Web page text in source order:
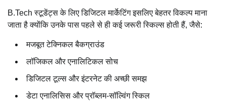
B.Tech स्टूडेंट्स के लिए डिजिटल मार्केटिंग इसलिए बेहतर विकल्प माना
जाता है क्योंकि उनके पास पहले से ही कई जरूरी स्किल्स होती हैं, जैसे:
मजबूत टेक्निकल बैकग्राउंड
लॉजिकल और एनालिटिकल सोच
डिजिटल टूल्स और इंटरनेट की अच्छी समझ
डेटा एनालिसिस और प्रॉब्लम-सॉल्विंग स्किल